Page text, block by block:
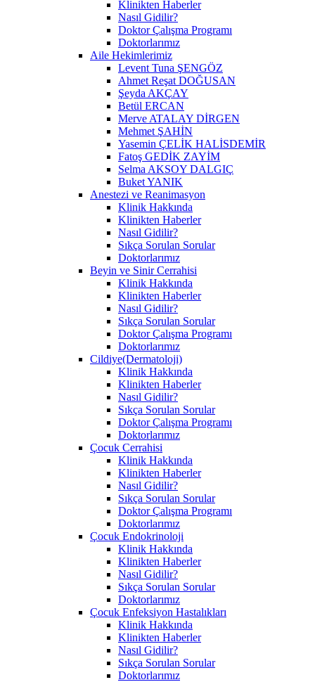
Klinikten Haberler
Nasıl Gidilir?
Doktor Çalışma Programı
Doktorlarımız
Aile Hekimlerimiz
Levent Tuna ŞENGÖZ
Ahmet Reşat DOĞUSAN
Şeyda AKÇAY
Betül ERCAN
Merve ATALAY DİRGEN
Mehmet ŞAHİN
Yasemin ÇELİK HALİSDEMİR
Fatoş GEDİK ZAYİM
Selma AKSOY DALGIÇ
Buket YANIK
Anestezi ve Reanimasyon
Klinik Hakkında
Klinikten Haberler
Nasıl Gidilir?
Sıkça Sorulan Sorular
Doktorlarımız
Beyin ve Sinir Cerrahisi
Klinik Hakkında
Klinikten Haberler
Nasıl Gidilir?
Sıkça Sorulan Sorular
Doktor Çalışma Programı
Doktorlarımız
Cildiye(Dermatoloji)
Klinik Hakkında
Klinikten Haberler
Nasıl Gidilir?
Sıkça Sorulan Sorular
Doktor Çalışma Programı
Doktorlarımız
Çocuk Cerrahisi
Klinik Hakkında
Klinikten Haberler
Nasıl Gidilir?
Sıkça Sorulan Sorular
Doktor Çalışma Programı
Doktorlarımız
Çocuk Endokrinoloji
Klinik Hakkında
Klinikten Haberler
Nasıl Gidilir?
Sıkça Sorulan Sorular
Doktorlarımız
Çocuk Enfeksiyon Hastalıkları
Klinik Hakkında
Klinikten Haberler
Nasıl Gidilir?
Sıkça Sorulan Sorular
Doktorlarımız